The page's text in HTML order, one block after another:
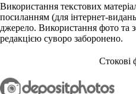
Використання текстових
посиланням (для інтернет-
джерело. Використання фото та
редакцією суворо заборонено.
Стокові